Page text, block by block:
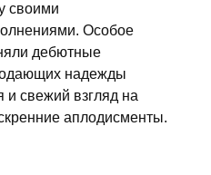
своими
Особое
дебютные
надежды
и свежий взгляд на
аплодисменты.